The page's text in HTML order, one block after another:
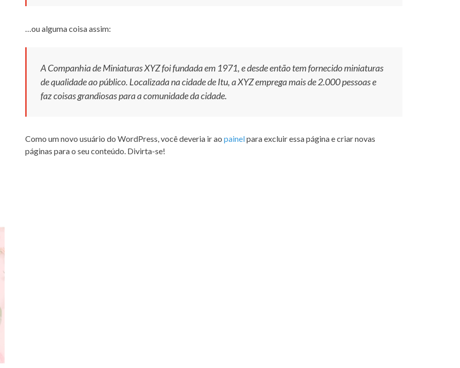
…ou alguma coisa assim:
A Companhia de Miniaturas XYZ foi fundada em 1971, e desde então tem fornecido miniaturas
de qualidade ao público. Localizada na cidade de Itu, a XYZ emprega mais de 2.000 pessoas e
faz coisas grandiosas para a comunidade da cidade.
Como um novo usuário do WordPress, você deveria ir ao painelpara excluir essa página e criar novas
páginas para o seu conteúdo. Divirta-se!